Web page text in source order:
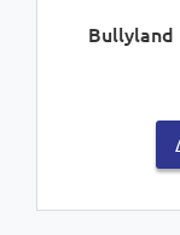
Bullyland